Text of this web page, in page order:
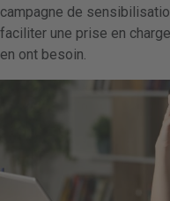
campagne de
faciliter une prise en
en ont besoin.